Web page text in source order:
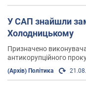
У САП знайшли
Холодницькому
Призначено
антикорупційного
(Архів) Політика